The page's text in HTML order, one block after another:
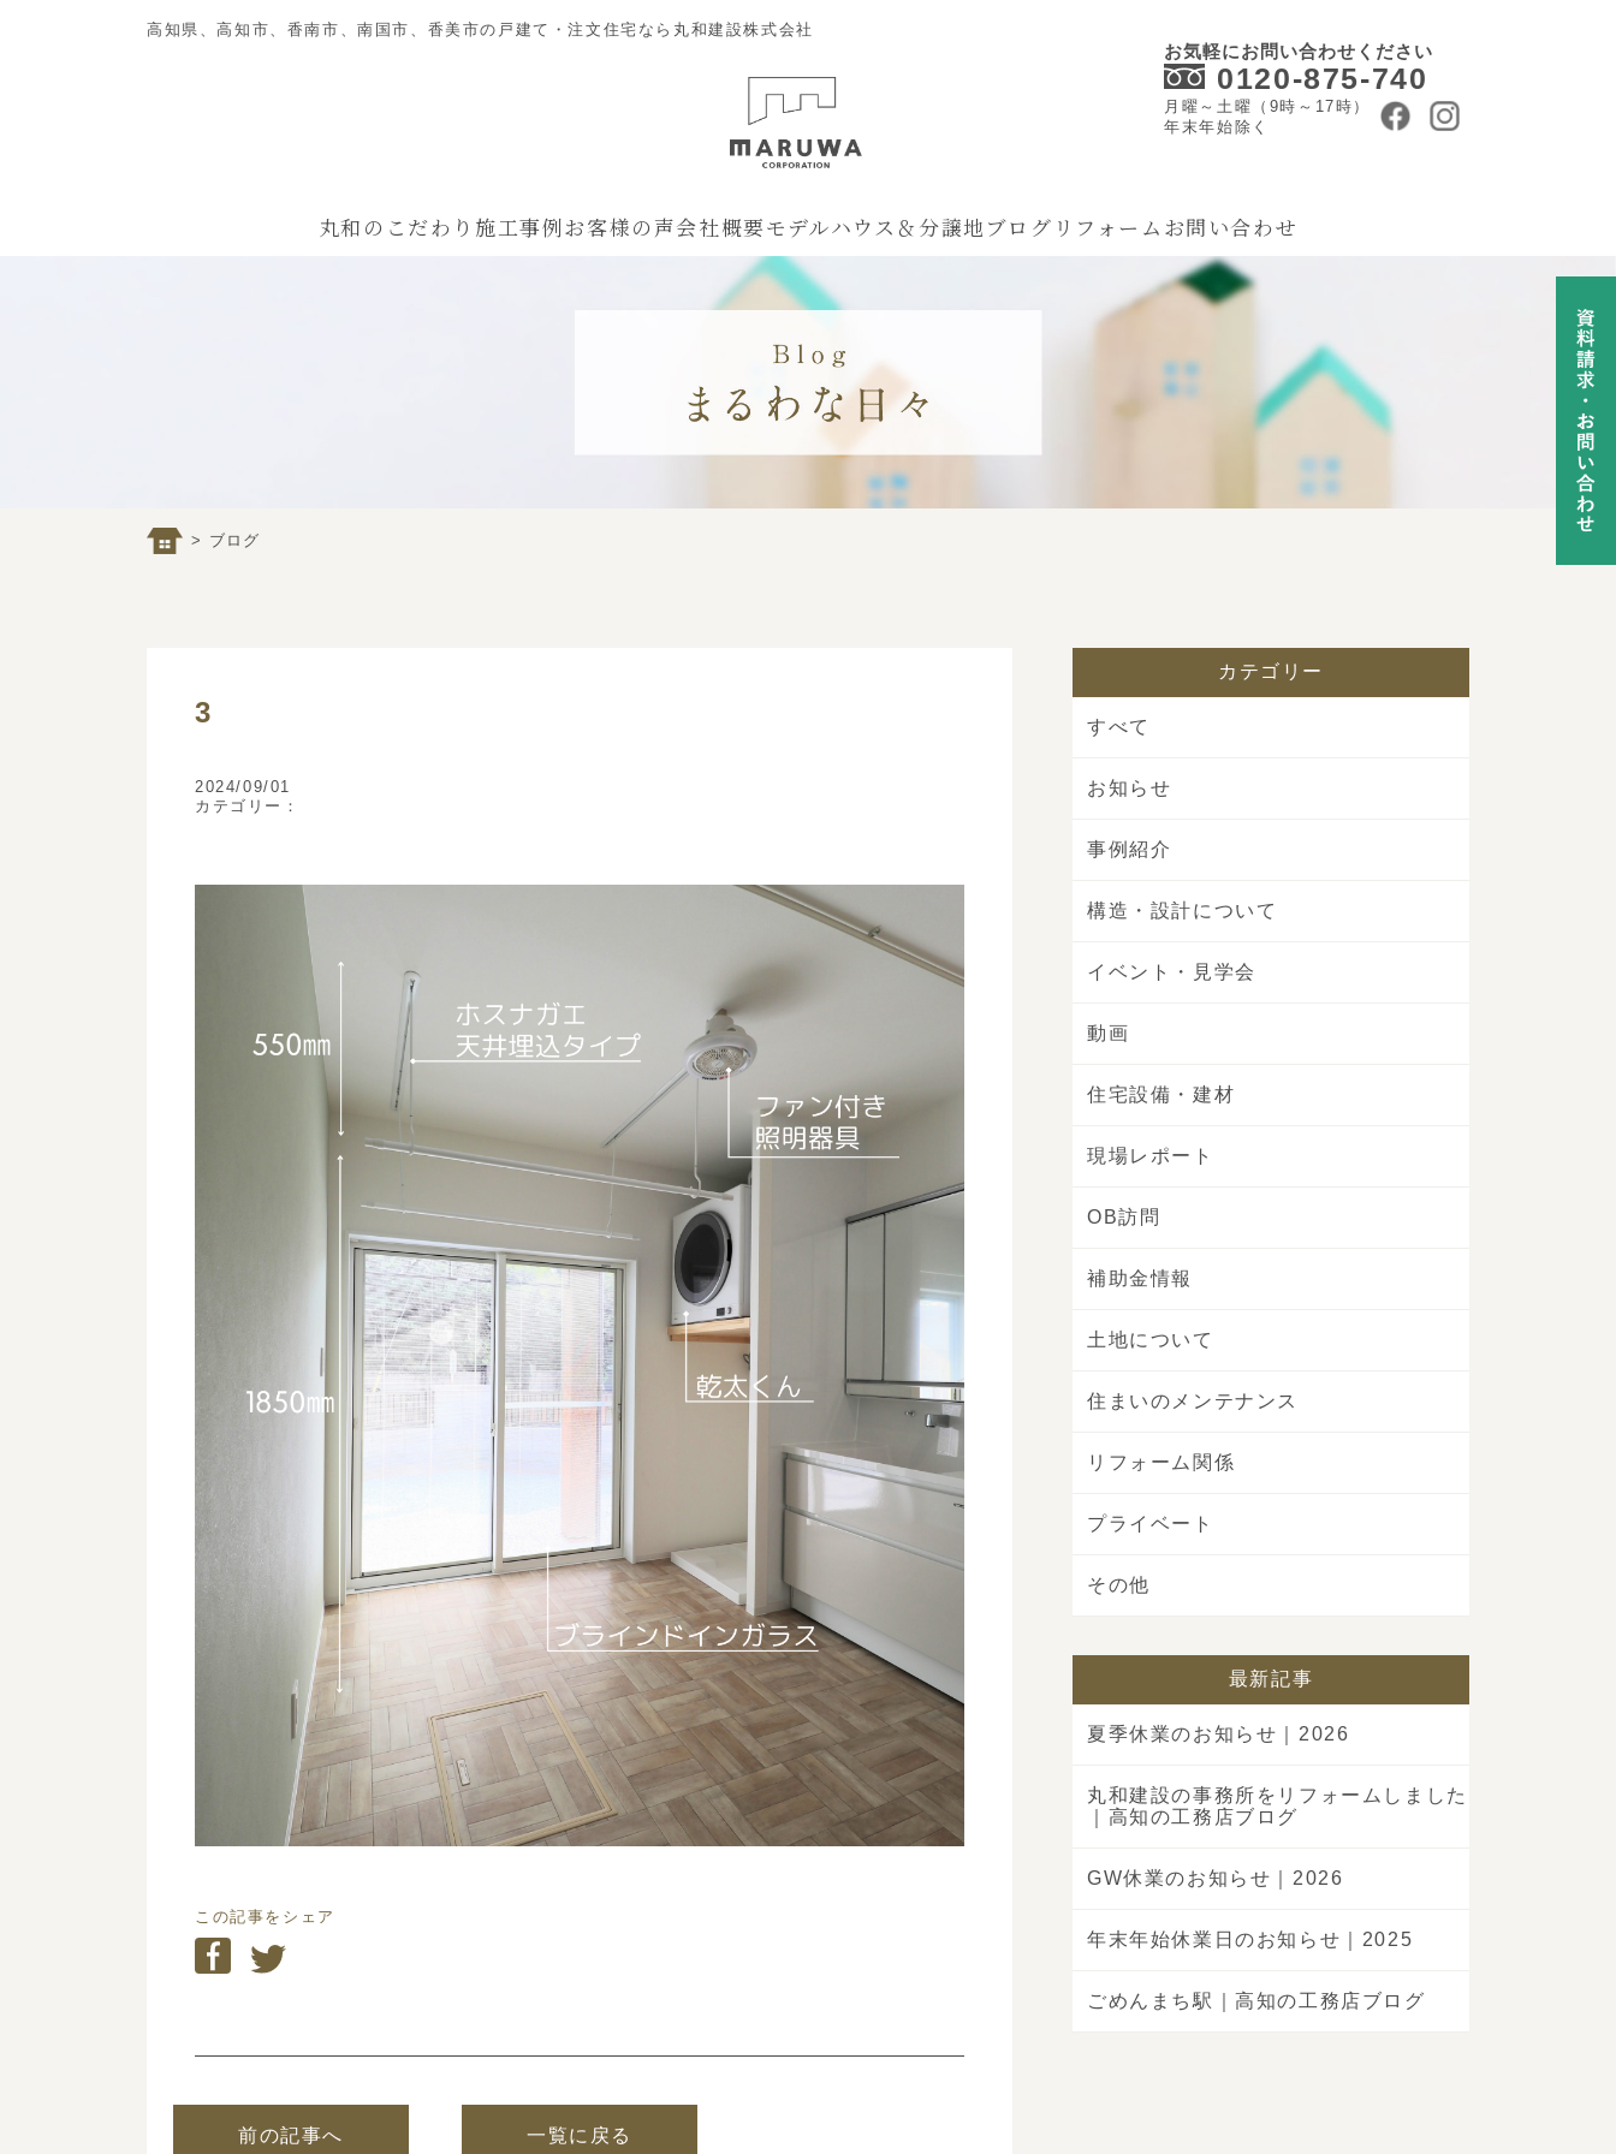
高知県、高知市、香南市、南国市、香美市の戸建て・注文住宅なら丸和建設株式会社
お気軽にお問い合わせください
0120-875-740
月曜～土曜（9時～17時）
年末年始除く
丸和のこだわり 施工事例お客様の声会社概要モデルハウス＆分譲地 ブログ リフォーム お問い合わせ
> ブログ
3
2024/09/01
カテゴリー：
この記事をシェア
前の記事へ 一覧に戻る
カテゴリー
すべて
お知らせ
事例紹介
構造・設計について
イベント・見学会
動画
住宅設備・建材
現場レポート
OB訪問
補助金情報
土地について
住まいのメンテナンス
リフォーム関係
プライベート
その他
最新記事
夏季休業のお知らせ｜2026
丸和建設の事務所をリフォームしました
｜高知の工務店ブログ
GW休業のお知らせ｜2026
年末年始休業日のお知らせ｜2025
ごめんまち駅｜高知の工務店ブログ